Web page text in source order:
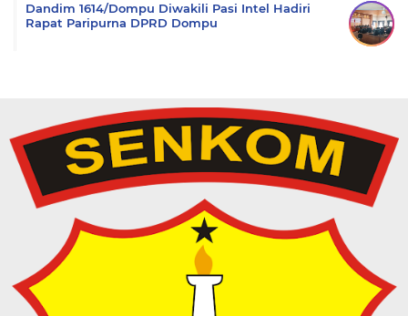
Dandim 1614/Dompu Diwakili Pasi Intel Hadiri
Rapat Paripurna DPRD Dompu